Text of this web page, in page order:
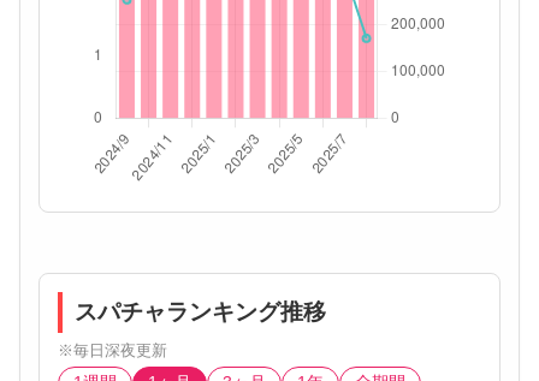
スパチャランキング推移
※毎日深夜更新